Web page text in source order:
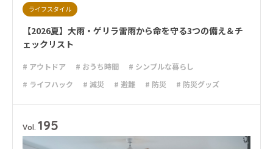
ライフスタイル
【2026夏】大雨・ゲリラ雷雨から命を守る3つの備え＆チ
ェックリスト
# アウトドア # おうち時間
# シンプルな暮らし
# ライフハック
# 減災 # 避難 # 防災
# 防災グッズ
Vol. 195